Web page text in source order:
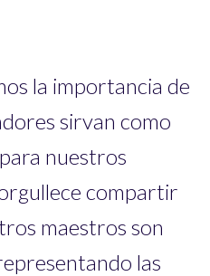
la importancia de
sirvan como
nuestros
compartir
maestros son
las